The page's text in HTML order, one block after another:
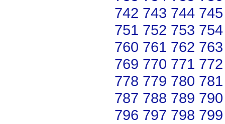
742 743 744 745
751 752 753 754
760 761 762 763
769 770 771 772
778 779 780 781
787 788 789 790
796 797 798 799